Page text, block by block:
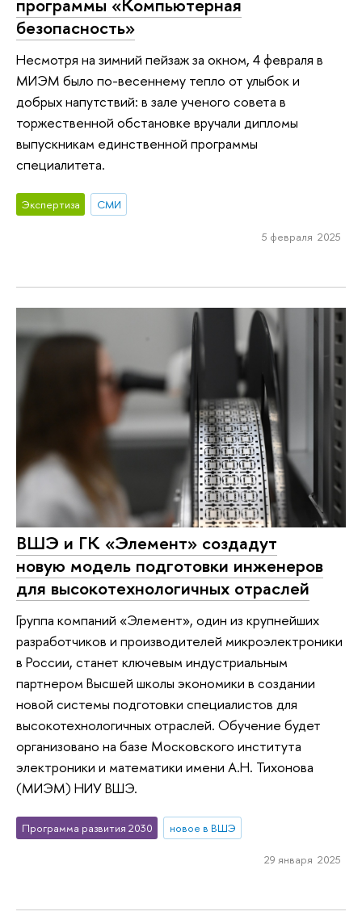
безопасность»
Несмотря на зимний пейзаж за окном, 4 февраля в
МИЭМ было по-весеннему тепло от улыбок и
добрых напутствий: в зале ученого совета в
торжественной обстановке вручали дипломы
выпускникам единственной программы
специалитета.
Экспертиза СМИ
5 февраля 2025
ВШЭ и ГК «Элемент» создадут
новую модель подготовки инженеров
для высокотехнологичных отраслей
Группа компаний «Элемент», один из крупнейших
разработчиков и производителей микроэлектроники
в России, станет ключевым индустриальным
партнером Высшей школы экономики в создании
новой системы подготовки специалистов для
высокотехнологичных отраслей. Обучение будет
организовано на базе Московского института
электроники и математики имени А.Н. Тихонова
(МИЭМ) НИУ ВШЭ.
Программа развития 2030 новое в ВШЭ
29 января 2025